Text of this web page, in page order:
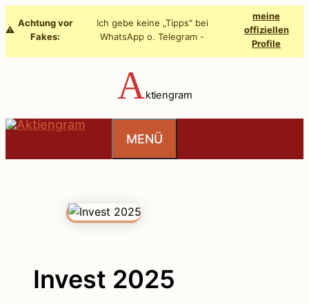
Inhalt
⚠️
Achtung vor
Fakes:
Ich gebe keine „Tipps" bei
WhatsApp o. Telegram -
meine
offiziellen
Profile
Aktiengram
MENÜ
Invest 2025